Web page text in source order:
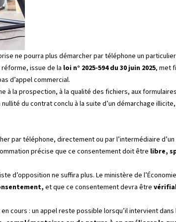
ne pourra plus démarcher par téléphone un
issue de la loi n° 2025-594 du 30 juin 2025, met
d’appel commercial.
à la prospection, à la qualité des fichiers, aux
du contrat conclu à la suite d’un démarchage
par téléphone, directement ou par l’intermédiaire
précise que ce consentement doit être libre,
d’opposition ne suffira plus. Le ministère de
et que ce consentement devra être
cours : un appel reste possible lorsqu’il intervient